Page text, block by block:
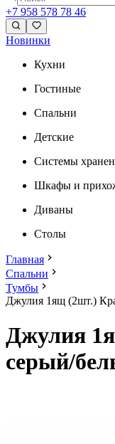
+7 958 578 78 46
Новинки
Кухни
Гостиные
Спальни
Детские
Системы
Шкафы и
Диваны
Столы
Главная
Спальни
Тумбы
Джулия 1ящ (2шт.)
Джулия
серый/